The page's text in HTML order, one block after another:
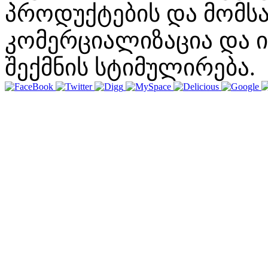
პროდუქტების და
კომერციალიზაცია და
შექმნის სტიმულირება.